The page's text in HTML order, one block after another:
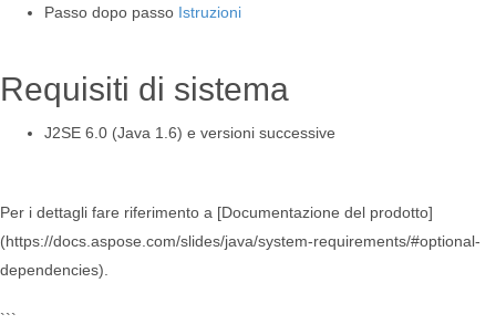
Passo dopo passo Istruzioni
Requisiti di sistema
J2SE 6.0 (Java 1.6) e versioni successive
Per i dettagli fare riferimento a [Documentazione del prodotto]
(https://docs.aspose.com/slides/java/system-requirements/#optional-
dependencies).
```